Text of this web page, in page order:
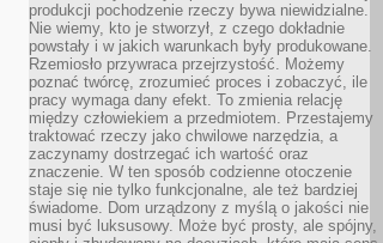
produkcji pochodzenie rzeczy bywa niewidzialne.
Nie wiemy, kto je stworzył, z czego dokładnie
powstały i w jakich warunkach były produkowane.
Rzemiosło przywraca przejrzystość. Możemy
poznać twórcę, zrozumieć proces i zobaczyć, ile
pracy wymaga dany efekt. To zmienia relację
między człowiekiem a przedmiotem. Przestajemy
traktować rzeczy jako chwilowe narzędzia, a
zaczynamy dostrzegać ich wartość oraz
znaczenie. W ten sposób codzienne otoczenie
staje się nie tylko funkcjonalne, ale też bardziej
świadome. Dom urządzony z myślą o jakości nie
musi być luksusowy. Może być prosty, ale spójny,